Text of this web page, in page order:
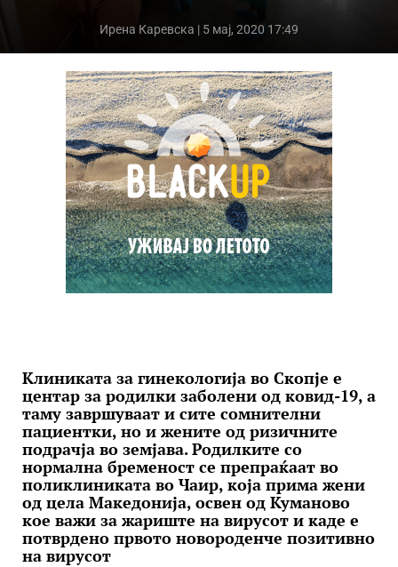
Ирена Каревска | 5 мај, 2020 17:49
Клиниката за гинекологија во Скопје е
центар за родилки заболени од ковид-19, а
таму завршуваат и сите сомнителни
пациентки, но и жените од ризичните
подрачја во земјава. Родилките со
нормална бременост се препраќаат во
поликлиниката во Чаир, која прима жени
од цела Македонија, освен од Куманово
кое важи за жариште на вирусот и каде е
потврдено првото новороденче позитивно
на вирусот